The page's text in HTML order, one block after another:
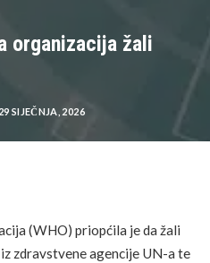
organizacija žali
SIJEČNJA, 2026
(WHO) priopćila je da žali
zdravstvene agencije UN-a te